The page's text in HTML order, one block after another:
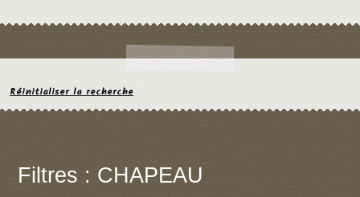
Réinitialiser la recherche
Filtres : CHAPEAU